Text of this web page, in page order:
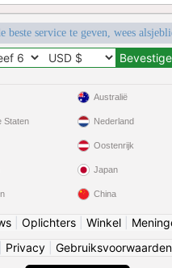
beste service te geven, wees
Staten
Australië
Nederland
Oostenrijk
Japan
China
| Oplichters| Winkel|
Privacy Gebruiksvoorwaarden